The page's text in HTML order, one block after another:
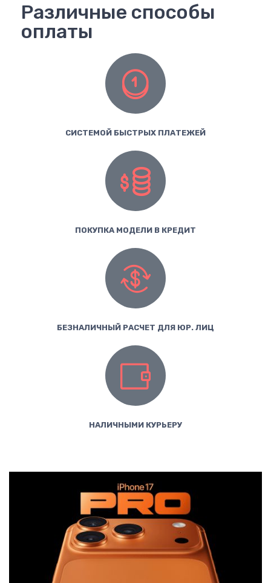
Различные способы
оплаты
СИСТЕМОЙ БЫСТРЫХ ПЛАТЕЖЕЙ
ПОКУПКА МОДЕЛИ В КРЕДИТ
БЕЗНАЛИЧНЫЙ РАСЧЕТ ДЛЯ ЮР. ЛИЦ
НАЛИЧНЫМИ КУРЬЕРУ